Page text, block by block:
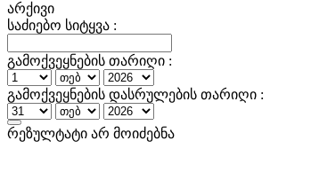
არქივი
საძიებო სიტყვა :
გამოქვეყნების თარიღი :
გამოქვეყნების დასრულების თარიღი :
რეზულტატი არ მოიძებნა